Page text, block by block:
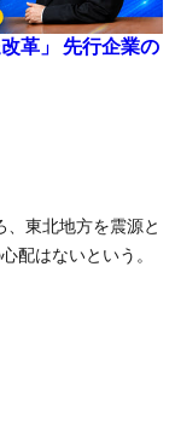
革」 先行企業の
東北地方を震源と
配はないという。